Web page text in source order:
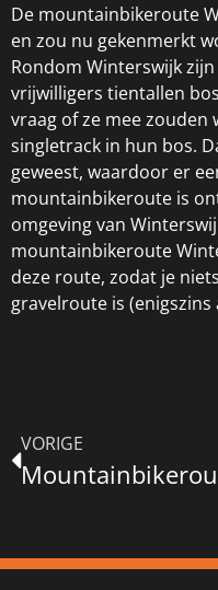
De mountainbikeroute
en zou nu gekenmerkt
Rondom Winterswijk
vrijwilligers tientallen
vraag of ze mee zouden
singletrack in hun bos.
geweest, waardoor er
mountainbikeroute is
omgeving van
mountainbikeroute
deze route, zodat je
gravelroute is
VORIGE